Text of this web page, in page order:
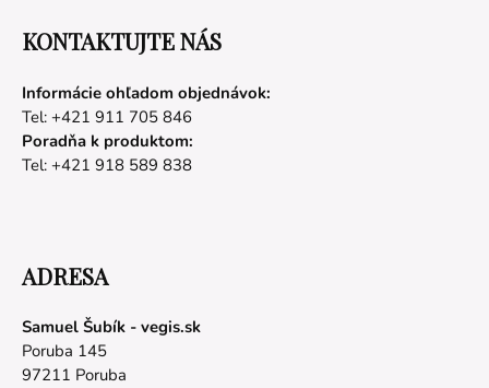
KONTAKTUJTE NÁS
Informácie ohľadom objednávok:
Tel: +421 911 705 846
Poradňa k produktom:
Tel: +421 918 589 838
ADRESA
Samuel Šubík - vegis.sk
Poruba 145
97211 Poruba